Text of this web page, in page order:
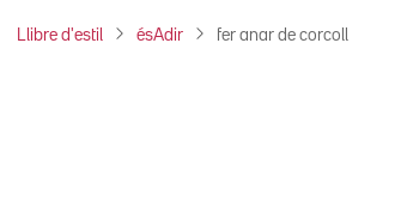
Llibre d'estil ésAdir fer anar de corcoll